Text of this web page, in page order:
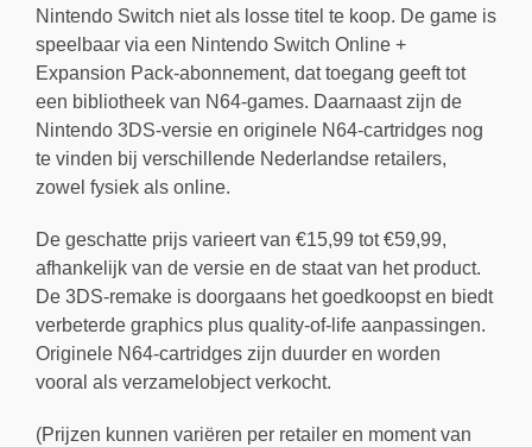
Nintendo Switch niet als losse titel te koop. De game is
speelbaar via een Nintendo Switch Online +
Expansion Pack-abonnement, dat toegang geeft tot
een bibliotheek van N64-games. Daarnaast zijn de
Nintendo 3DS-versie en originele N64-cartridges nog
te vinden bij verschillende Nederlandse retailers,
zowel fysiek als online.
De geschatte prijs varieert van €15,99 tot €59,99,
afhankelijk van de versie en de staat van het product.
De 3DS-remake is doorgaans het goedkoopst en biedt
verbeterde graphics plus quality-of-life aanpassingen.
Originele N64-cartridges zijn duurder en worden
vooral als verzamelobject verkocht.
(Prijzen kunnen variëren per retailer en moment van